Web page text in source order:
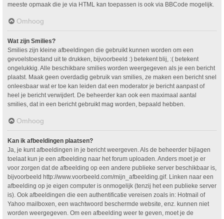
meeste opmaak die je via HTML kan toepassen is ook via BBCode mogelijk.
Omhoog
Wat zijn Smilies?
Smilies zijn kleine afbeeldingen die gebruikt kunnen worden om een
gevoelstoestand uit te drukken, bijvoorbeeld :) betekent blij, :( betekent
ongelukkig. Alle beschikbare smilies worden weergegeven als je een bericht
plaatst. Maak geen overdadig gebruik van smilies, ze maken een bericht snel
onleesbaar wat er toe kan leiden dat een moderator je bericht aanpast of
heel je bericht verwijdert. De beheerder kan ook een maximaal aantal
smilies, dat in een bericht gebruikt mag worden, bepaald hebben.
Omhoog
Kan ik afbeeldingen plaatsen?
Ja, je kunt afbeeldingen in je bericht weergeven. Als de beheerder bijlagen
toelaat kun je een afbeelding naar het forum uploaden. Anders moet je er
voor zorgen dat de afbeelding op een andere publieke server beschikbaar is,
bijvoorbeeld http://www.voorbeeld.com/mijn_afbeelding.gif. Linken naar een
afbeelding op je eigen computer is onmogelijk (tenzij het een publieke server
is). Ook afbeeldingen die een authentificatie vereisen zoals in: Hotmail of
Yahoo mailboxen, een wachtwoord beschermde website, enz. kunnen niet
worden weergegeven. Om een afbeelding weer te geven, moet je de